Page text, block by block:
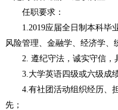
任职要求：
1.2019应届全日制本科毕业
风险管理、金融学、经济学、
2. 遵纪守法，诚实守信，
3.大学英语四级或六级成绩
4.有社团活动组织经历、担
先；